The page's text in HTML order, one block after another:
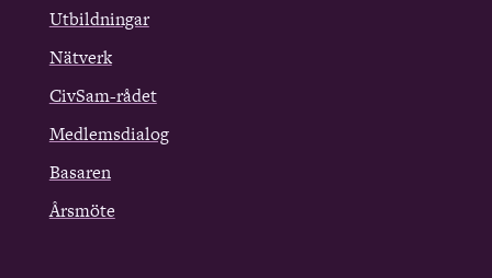
Utbildningar
Nätverk
CivSam-rådet
Medlemsdialog
Basaren
Årsmöte